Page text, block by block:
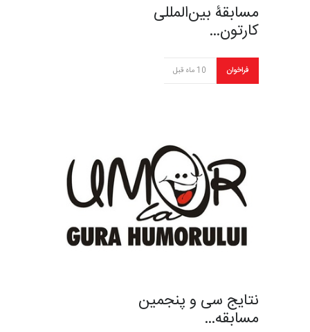
مسابقۀ بین‌المللی
کارتون…
فراخوان 10 ماه قبل
نتایج سی و پنجمین
مسابقه…